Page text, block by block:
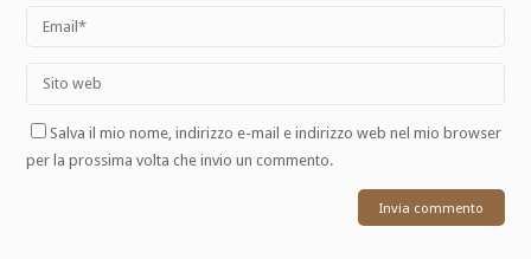
Salva il mio nome, indirizzo e-mail e indirizzo web nel mio browser
per la prossima volta che invio un commento.